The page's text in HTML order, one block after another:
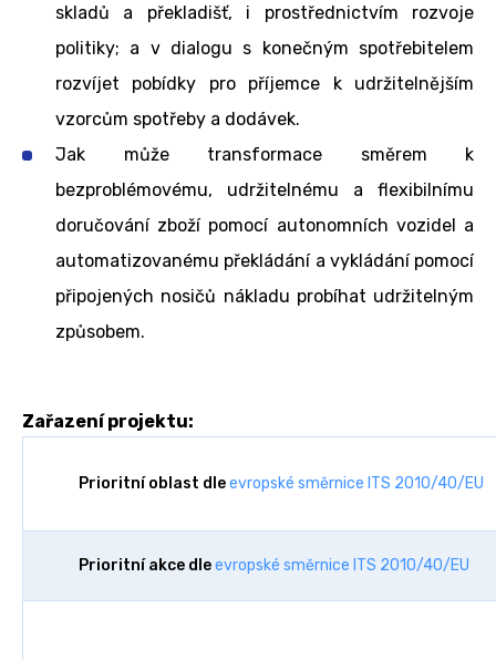
skladů a překladišť, i prostřednictvím rozvoje
politiky; a v dialogu s konečným spotřebitelem
rozvíjet pobídky pro příjemce k udržitelnějším
vzorcům spotřeby a dodávek.
Jak může transformace směrem k
bezproblémovému, udržitelnému a flexibilnímu
doručování zboží pomocí autonomních vozidel a
automatizovanému překládání a vykládání pomocí
připojených nosičů nákladu probíhat udržitelným
způsobem.
Zařazení projektu:
Prioritní oblast dleevropské směrnice ITS 2010/40/EU
Prioritní akce dleevropské směrnice ITS 2010/40/EU